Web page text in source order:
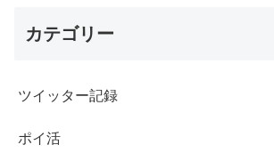
カテゴリー
ツイッター記録
ポイ活